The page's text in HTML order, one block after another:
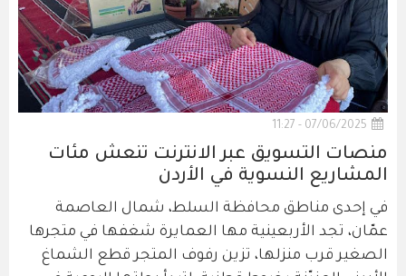
07/06/2025 - 11:27
منصات التسويق عبر الانترنت تنعش مئات
المشاريع النسوية في الأردن
في إحدى مناطق محافظة السلط، شمال العاصمة
عمّان، تجد الأربعينية مها العمايرة شغفها في متجرها
الصغير قرب منزلها، تزين رفوف المتجر قطع الشماغ